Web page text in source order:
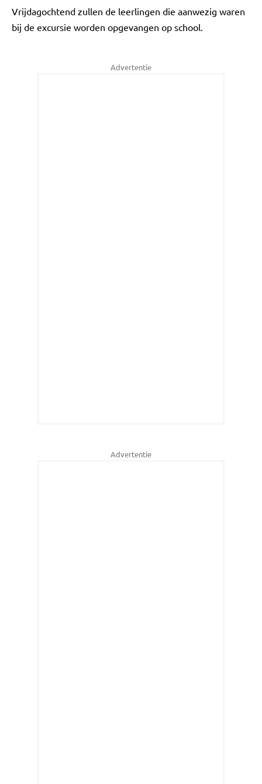
Vrijdagochtend zullen de leerlingen die aanwezig waren
bij de excursie worden opgevangen op school.
Advertentie
Advertentie